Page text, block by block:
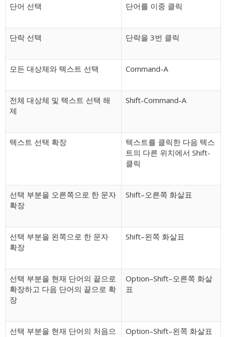
단어 선택 단어를 이중 클릭
단락 선택 단락을 3번 클릭
모든 대상체와 텍스트 선택 Command-A
전체 대상체 및 텍스트 선택 해
제
Shift-Command-A
텍스트 선택 확장
텍스트를 클릭한 다음 텍스
트의 다른 위치에서 Shift-
클릭
선택 부분을 오른쪽으로 한 문자
확장
Shift–오른쪽 화살표
선택 부분을 왼쪽으로 한 문자
확장
Shift–왼쪽 화살표
선택 부분을 현재 단어의 끝으로
확장하고 다음 단어의 끝으로 확
장
Option–Shift–오른쪽 화살
표
선택 부분을 현재 단어의 처음으
Option–Shift–왼쪽 화살표